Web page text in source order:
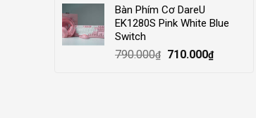
was:
210.000₫.195.000₫.
Bàn Phím Cơ DareU
EK1280S Pink White Blue
Switch
790.000₫
Original
710.000₫Current